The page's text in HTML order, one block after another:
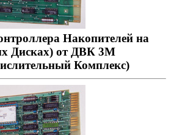
Накопителей на
Дисках) от ДВК 3М
Комплекс)